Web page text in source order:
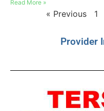
Read More »
« Previous 1
Provider